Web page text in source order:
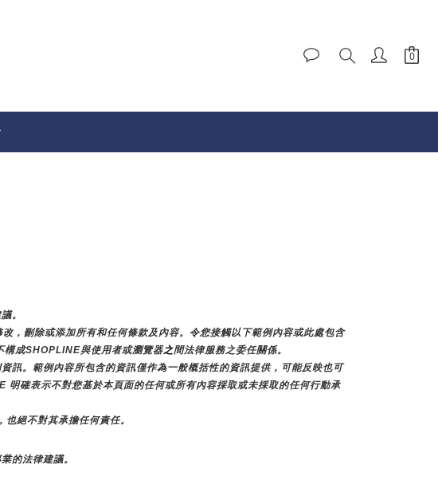
。
，刪除或添加所有和任何條款及內容。令您接觸以下範例內容或此處包含
構成SHOPLINE與使用者或瀏覽器之間法律服務之委任關係。
訊。範例內容所包含的資訊僅作為一般概括性的資訊提供，可能反映也可
確表示不對您基於本頁面的任何或所有內容採取或未採取的任何行動承
絕不對其承擔任何責任。
的法律建議。